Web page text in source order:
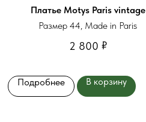
Платье Motys Paris vintage
Размер 44, Made in Paris
2 800 ₽
Подробнее В корзину